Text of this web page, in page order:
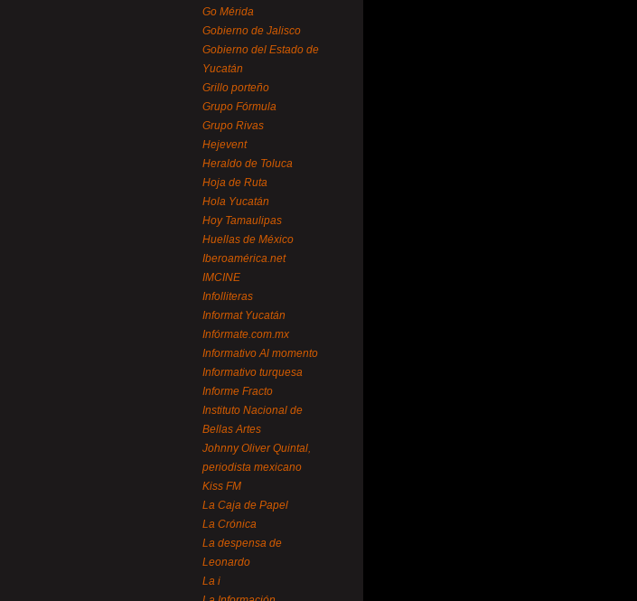
Go Mérida
Gobierno de Jalisco
Gobierno del Estado de
Yucatán
Grillo porteño
Grupo Fórmula
Grupo Rivas
Hejevent
Heraldo de Toluca
Hoja de Ruta
Hola Yucatán
Hoy Tamaulipas
Huellas de México
Iberoamérica.net
IMCINE
Infolliteras
Informat Yucatán
Infórmate.com.mx
Informativo Al momento
Informativo turquesa
Informe Fracto
Instituto Nacional de
Bellas Artes
Johnny Oliver Quintal,
periodista mexicano
Kiss FM
La Caja de Papel
La Crónica
La despensa de
Leonardo
La i